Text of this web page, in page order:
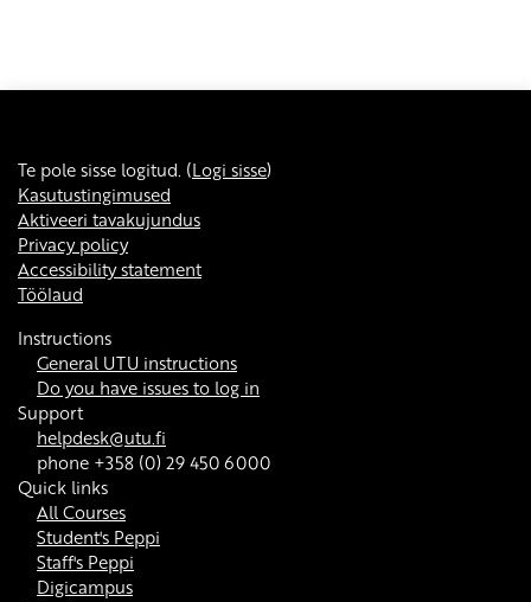
Te pole sisse logitud. (Logi sisse)
Kasutustingimused
Aktiveeri tavakujundus
Privacy policy
Accessibility statement
Töölaud
Instructions
General UTU instructions
Do you have issues to log in
Support
helpdesk@utu.fi
phone +358 (0) 29 450 6000
Quick links
All Courses
Student's Peppi
Staff's Peppi
Digicampus